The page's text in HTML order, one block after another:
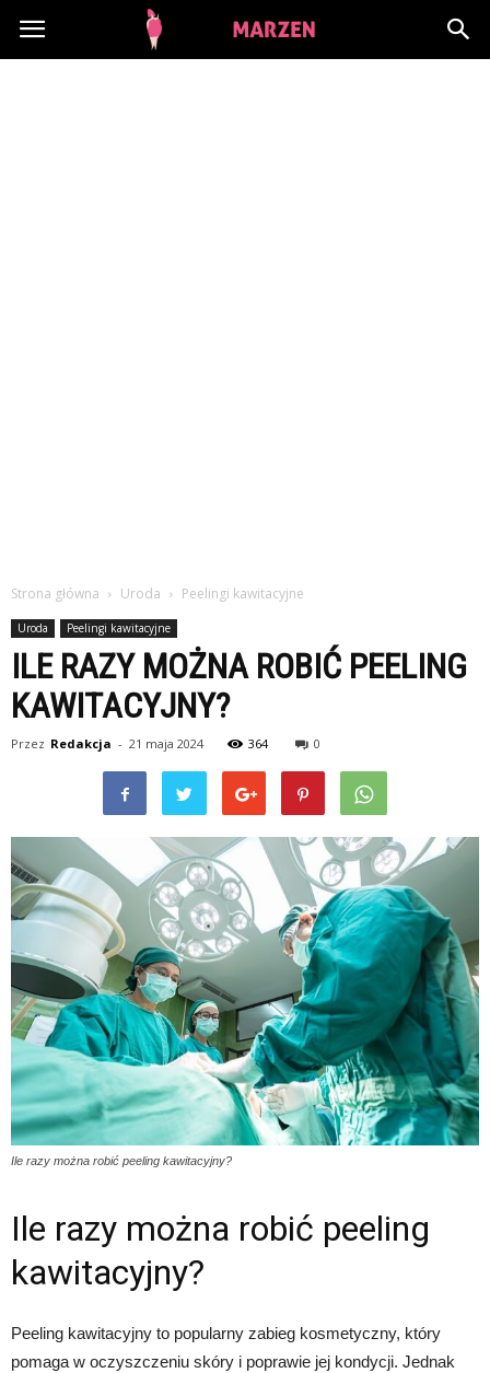
CialoMarzen.pl
Strona główna Uroda Peelingi kawitacyjne
Uroda Peelingi kawitacyjne
ILE RAZY MOŻNA ROBIĆ PEELING
KAWITACYJNY?
Przez Redakcja - 21 maja 2024 364 0
Ile razy można robić peeling kawitacyjny?
Ile razy można robić peeling
kawitacyjny?
Peeling kawitacyjny to popularny zabieg kosmetyczny, który
pomaga w oczyszczeniu skóry i poprawie jej kondycji. Jednak